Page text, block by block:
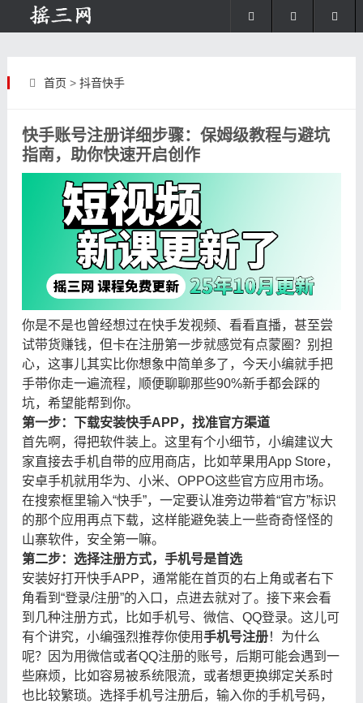
首页 > 抖音快手
快手账号注册详细步骤：保姆级教程与避坑
指南，助你快速开启创作
你是不是也曾经想过在快手发视频、看看直播，甚至尝
试带货赚钱，但卡在注册第一步就感觉有点蒙圈？别担
心，这事儿其实比你想象中简单多了，今天小编就手把
手带你走一遍流程，顺便聊聊那些90%新手都会踩的
坑，希望能帮到你。
第一步：下载安装快手APP，找准官方渠道
首先啊，得把软件装上。这里有个小细节，小编建议大
家直接去手机自带的应用商店，比如苹果用App Store，
安卓手机就用华为、小米、OPPO这些官方应用市场。
在搜索框里输入“快手”，一定要认准旁边带着“官方”标识
的那个应用再点下载，这样能避免装上一些奇奇怪怪的
山寨软件，安全第一嘛。
第二步：选择注册方式，手机号是首选
安装好打开快手APP，通常能在首页的右上角或者右下
角看到“登录/注册”的入口，点进去就对了。接下来会看
到几种注册方式，比如手机号、微信、QQ登录。这儿可
有个讲究，小编强烈推荐你使用手机号注册！为什么
呢？因为用微信或者QQ注册的账号，后期可能会遇到一
些麻烦，比如容易被系统限流，或者想更换绑定关系时
也比较繁琐。选择手机号注册后，输入你的手机号码，